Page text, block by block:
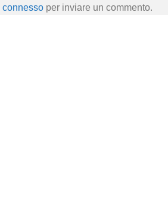
connesso per inviare un commento.